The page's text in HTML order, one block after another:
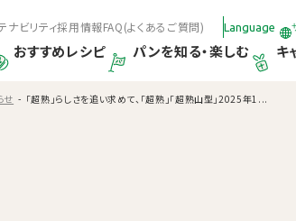
おすすめレシピ パンを知る・楽しむ キ
Language
ナビリティ採用情報FAQ(よくあるご質問)
せ 「超熟」らしさを追い求めて、「超熟」「超熟山型」2025年1...